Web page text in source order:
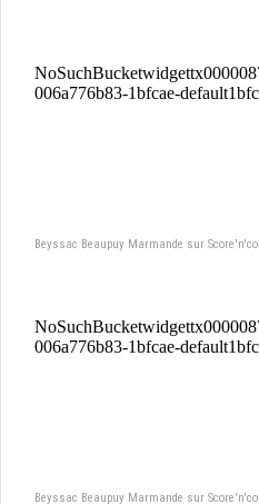
Beyssac Beaupuy Marmande sur Score'n'co
Beyssac Beaupuy Marmande sur Score'n'co